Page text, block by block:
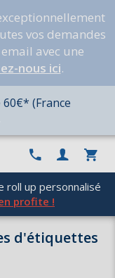
vos demandes
avec une
nous ici.
(France
roll up personnalisé
profite !
d'étiquettes